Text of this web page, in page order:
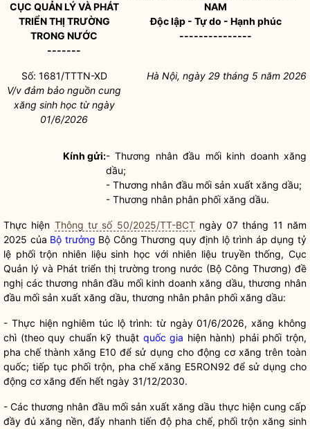
CỤC QUẢN LÝ VÀ PHÁT
TRIỂN THỊ TRƯỜNG
TRONG NƯỚC
-------
NAM
Độc lập - Tự do - Hạnh phúc
---------------
Số: 1681/TTTN-XD
V/v đảm bảo nguồn cung
xăng sinh học từ ngày
01/6/2026
Hà Nội, ngày 29 tháng 5 năm 2026
Kính gửi:- Thương nhân đầu mối kinh doanh xăng
dầu;
- Thương nhân đầu mối sản xuất xăng dầu;
- Thương nhân phân phối xăng dầu.
Thực hiện Thông tư số 50/2025/TT-BCTngày 07 tháng 11 năm
2025 của Bộ trưởng Bộ Công Thương quy định lộ trình áp dụng tỷ
lệ phối trộn nhiên liệu sinh học với nhiên liệu truyền thống, Cục
Quản lý và Phát triển thị trường trong nước (Bộ Công Thương) đề
nghị các thương nhân đầu mối kinh doanh xăng dầu, thương nhân
đầu mối sản xuất xăng dầu, thương nhân phân phối xăng dầu:
- Thực hiện nghiêm túc lộ trình: từ ngày 01/6/2026, xăng không
chì (theo quy chuẩn kỹ thuật quốc gia hiện hành) phải phối trộn,
pha chế thành xăng E10 để sử dụng cho động cơ xăng trên toàn
quốc; tiếp tục phối trộn, pha chế xăng E5RON92 để sử dụng cho
động cơ xăng đến hết ngày 31/12/2030.
- Các thương nhân đầu mối sản xuất xăng dầu thực hiện cung cấp
đầy đủ xăng nền, đẩy nhanh tiến độ pha chế, phối trộn xăng sinh